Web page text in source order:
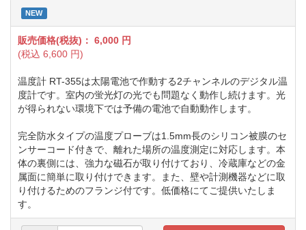
NEW
販売価格(税抜)： 6,000 円
(税込 6,600 円)
温度計 RT-355は太陽電池で作動する2チャンネルのデジタル温
度計です。室内の蛍光灯の光でも問題なく動作し続けます。光
が得られない環境下では予備の電池で自動動作します。
完全防水タイプの温度プローブは1.5mm長のシリコン被膜のセ
ンサーコード付きで、離れた場所の温度測定に対応します。本
体の裏側には、強力な磁石が取り付けており、冷蔵庫などの金
属面に簡単に取り付けできます。また、壁や計測機器などに取
り付けるためのフランジ付です。低価格にてご提供いたしま
す。